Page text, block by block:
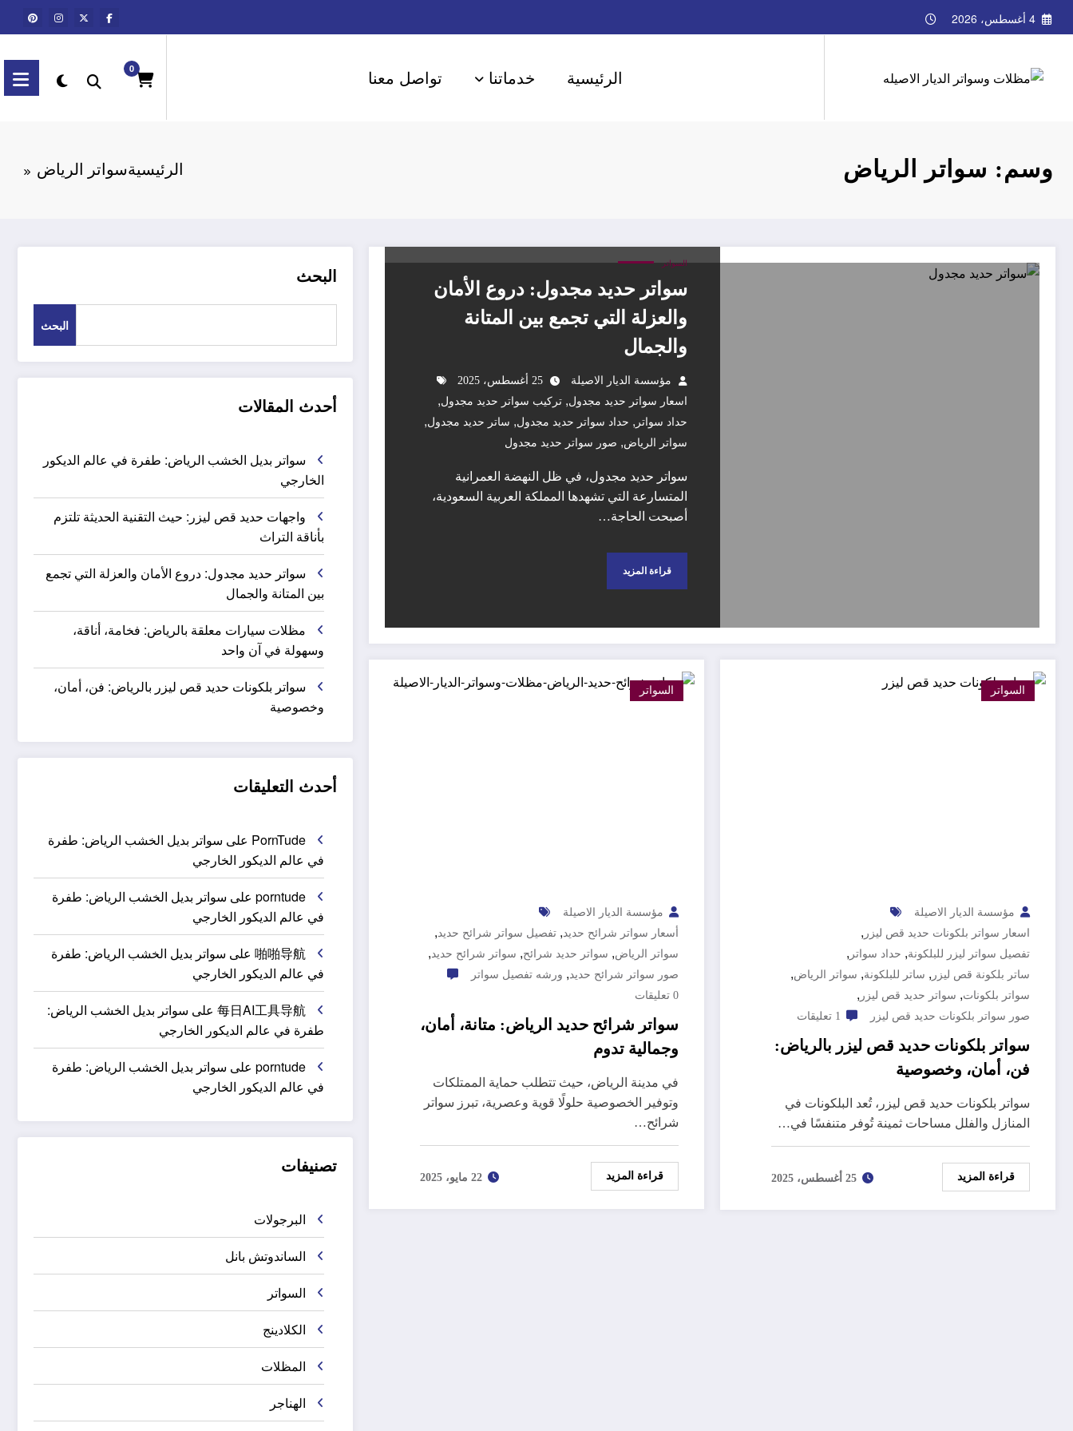
التجاوز 4 أغسطس، 2026
الرئيسية خدماتنا تواصل معنا 0
وسم: سواتر الرياض الرئيسيةسواتر الرياض
السواتر
سواتر حديد مجدول: دروع الأمان
والعزلة التي تجمع بين المتانة
والجمال
مؤسسة الديار الاصيلة
25 أغسطس، 2025
اسعار سواتر حديد مجدول, تركيب سواتر حديد مجدول,
حداد سواتر , حداد سواتر حديد مجدول, ساتر حديد مجدول,
سواتر الرياض, صور سواتر حديد مجدول
سواتر حديد مجدول، في ظل النهضة العمرانية
المتسارعة التي تشهدها المملكة العربية السعودية،
أصبحت الحاجة…
قراءة المزيد
السواتر
مؤسسة الديار الاصيلة
اسعار سواتر بلكونات حديد قص ليزر ,
تفصيل سواتر ليزر للبلكونة, حداد سواتر ,
ساتر بلكونة قص ليزر , ساتر للبلكونة, سواتر الرياض,
سواتر بلكونات, سواتر حديد قص ليزر ,
صور سواتر بلكونات حديد قص ليزر 1 تعليقات
سواتر بلكونات حديد قص ليزر بالرياض:
فن، أمان، وخصوصية
سواتر بلكونات حديد قص ليزر، تُعد البلكونات في
المنازل والفلل مساحات ثمينة تُوفر متنفسًا في…
قراءة المزيد 25 أغسطس، 2025
السواتر
مؤسسة الديار الاصيلة
أسعار سواتر شرائح حديد, تفصيل سواتر شرائح حديد,
سواتر الرياض, سواتر حديد شرائح, سواتر شرائح حديد,
صور سواتر شرائح حديد, ورشه تفصيل سواتر
0 تعليقات
سواتر شرائح حديد الرياض: متانة، أمان،
وجمالية تدوم
في مدينة الرياض، حيث تتطلب حماية الممتلكات
وتوفير الخصوصية حلولًا قوية وعصرية، تبرز سواتر
شرائح…
قراءة المزيد 22 مايو، 2025
البحث
البحث
أحدث المقالات
سواتر بديل الخشب الرياض: طفرة في عالم الديكور
الخارجي
واجهات حديد قص ليزر: حيث التقنية الحديثة تلتزم
بأناقة التراث
سواتر حديد مجدول: دروع الأمان والعزلة التي تجمع
بين المتانة والجمال
مظلات سيارات معلقة بالرياض: فخامة، أناقة،
وسهولة في آن واحد
سواتر بلكونات حديد قص ليزر بالرياض: فن، أمان،
وخصوصية
أحدث التعليقات
PornTude على سواتر بديل الخشب الرياض: طفرة
في عالم الديكور الخارجي
porntude على سواتر بديل الخشب الرياض: طفرة
في عالم الديكور الخارجي
啪啪导航 على سواتر بديل الخشب الرياض: طفرة
في عالم الديكور الخارجي
每日AI工具导航 على سواتر بديل الخشب الرياض:
طفرة في عالم الديكور الخارجي
porntude على سواتر بديل الخشب الرياض: طفرة
في عالم الديكور الخارجي
تصنيفات
البرجولات
الساندوتش بانل
السواتر
الكلادينج
المظلات
الهناجر